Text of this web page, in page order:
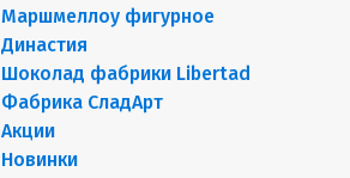
Маршмеллоу фигурное
Династия
Шоколад фабрики Libertad
Фабрика СладАрт
Акции
Новинки